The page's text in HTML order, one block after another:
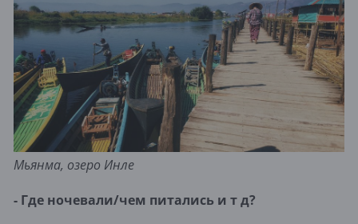
Мьянма, озеро Инле
- Где ночевали/чем питались и т д?